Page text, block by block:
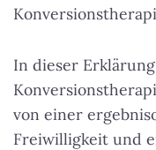
In dieser
von einer
Freiwilligkeit und